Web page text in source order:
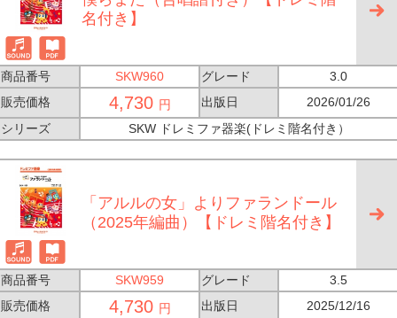
名付き】
商品番号 SKW960 グレード
3.0
販売価格
4,730 円 出版日
2026/01/26
シリーズ
SKW ドレミファ器楽(ドレミ階名付き）
「アルルの女」よりファランドール
（2025年編曲）【ドレミ階名付き】
商品番号 SKW959 グレード
3.5
販売価格
4,730 円 出版日
2025/12/16